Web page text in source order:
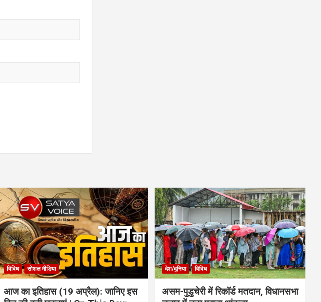
विविध सोशल मीडिया
आज का इतिहास (19 अप्रैल): जानिए इस
देश/दुनिया विविध
असम-पुडुचेरी में रिकॉर्ड मतदान, विधानसभा